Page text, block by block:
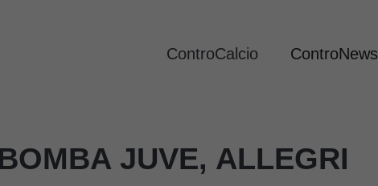
ControCalcio ControNews
JUVE, ALLEGRI